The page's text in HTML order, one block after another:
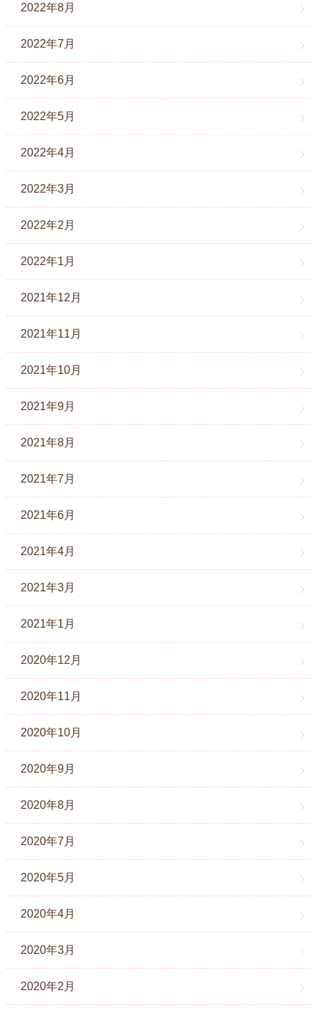
2022年8月
2022年7月
2022年6月
2022年5月
2022年4月
2022年3月
2022年2月
2022年1月
2021年12月
2021年11月
2021年10月
2021年9月
2021年8月
2021年7月
2021年6月
2021年4月
2021年3月
2021年1月
2020年12月
2020年11月
2020年10月
2020年9月
2020年8月
2020年7月
2020年5月
2020年4月
2020年3月
2020年2月